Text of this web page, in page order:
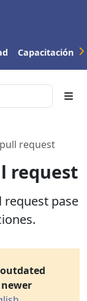
Capacitación
request
request
request pase
outdated
newer